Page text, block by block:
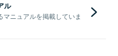
ル
ニュアルを掲載していま